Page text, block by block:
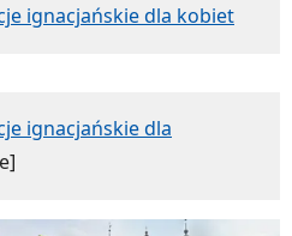
ignacjańskie dla kobiet
ignacjańskie dla